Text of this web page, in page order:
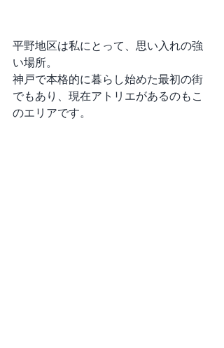
平野地区は私にとって、思い入れの強
い場所。
神戸で本格的に暮らし始めた最初の街
でもあり、現在アトリエがあるのもこ
のエリアです。